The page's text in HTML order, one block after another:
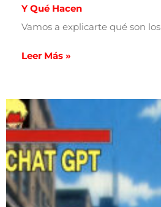
Y Qué Hacen
Vamos a explicarte qué son los
Leer Más »